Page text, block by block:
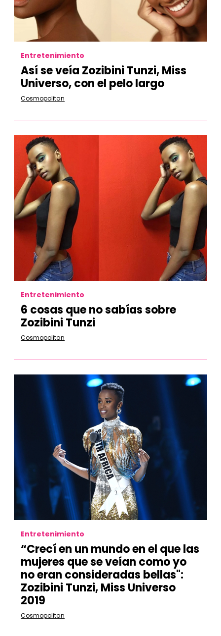
Entretenimiento
Así se veía Zozibini Tunzi, Miss
Universo, con el pelo largo
Cosmopolitan
Entretenimiento
6 cosas que no sabías sobre
Zozibini Tunzi
Cosmopolitan
Entretenimiento
“Crecí en un mundo en el que las
mujeres que se veían como yo
no eran consideradas bellas":
Zozibini Tunzi, Miss Universo
2019
Cosmopolitan